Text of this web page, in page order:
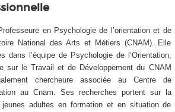
en Psychologie de l’orientation et de
National des Arts et Métiers (CNAM). Elle
dans l’équipe de Psychologie de l’Orientation,
sur le Travail et de Développement du CNAM
chercheure associée au Centre de
au Cnam. Ses recherches portent sur la
adultes en formation et en situation de